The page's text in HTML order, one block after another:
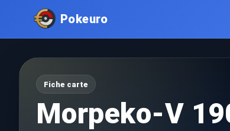
Pokeuro
Fiche carte
Morpeko-V